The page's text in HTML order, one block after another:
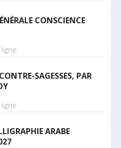
CONSCIENCE
SAGESSES, PAR
ARABE